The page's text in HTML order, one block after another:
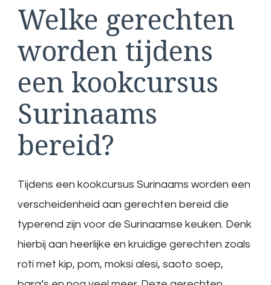
Welke gerechten
worden tijdens
een kookcursus
Surinaams
bereid?
Tijdens een kookcursus Surinaams worden een
verscheidenheid aan gerechten bereid die
typerend zijn voor de Surinaamse keuken. Denk
hierbij aan heerlijke en kruidige gerechten zoals
roti met kip, pom, moksi alesi, saoto soep,